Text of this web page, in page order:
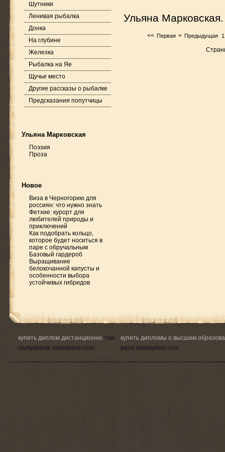
Шутники
Ленивая рыбалка
Донка
На глубине
Железка
Рыбалка на Яе
Щучье место
Другие рассказы о рыбалке
Предсказания попутчицы
Ульяна Марковская
Поэзия
Проза
Новое
Виза в Черногорию для
россиян: что нужно знать
Фетхие: курорт для
любителей природы и
приключений
Как подобрать кольцо,
которое будет носиться в
паре с обручальным
Базовый гардероб
Выращивание
белокочанной капусты и
особенности выбора
устойчивых гибридов
Ульяна
<< Первая < Предыдущая 1
купить диплом дистанционно там
chelyabinsk.simidiplom.com
купить дипломы о высшем
perm.simidiplom.com